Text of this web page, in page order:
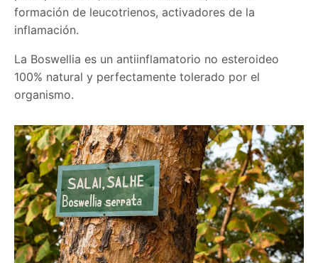
formación de leucotrienos, activadores de la
inflamación.
La Boswellia es un antiinflamatorio no esteroideo
100% natural y perfectamente tolerado por el
organismo.